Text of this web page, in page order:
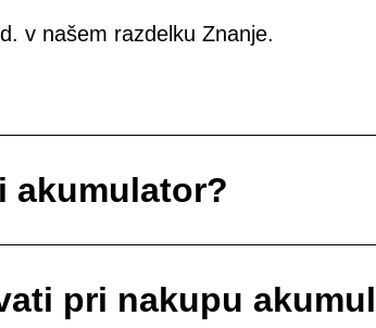
v našem razdelku Znanje.
akumulator?
pri nakupu